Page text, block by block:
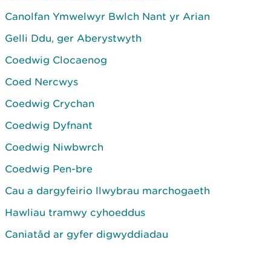
Canolfan Ymwelwyr Bwlch Nant yr Arian
Gelli Ddu, ger Aberystwyth
Coedwig Clocaenog
Coed Nercwys
Coedwig Crychan
Coedwig Dyfnant
Coedwig Niwbwrch
Coedwig Pen-bre
Cau a dargyfeirio llwybrau marchogaeth
Hawliau tramwy cyhoeddus
Caniatâd ar gyfer digwyddiadau